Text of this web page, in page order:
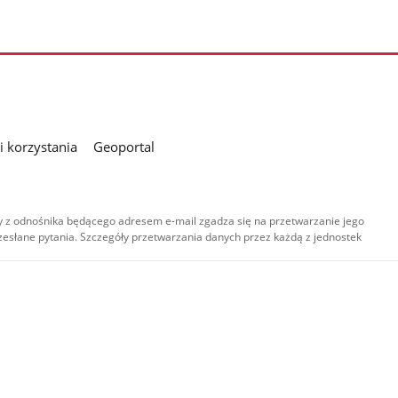
korzystania
Geoportal
odnośnika będącego adresem e-mail zgadza się na przetwarzanie jego
pytania. Szczegóły przetwarzania danych przez każdą z jednostek